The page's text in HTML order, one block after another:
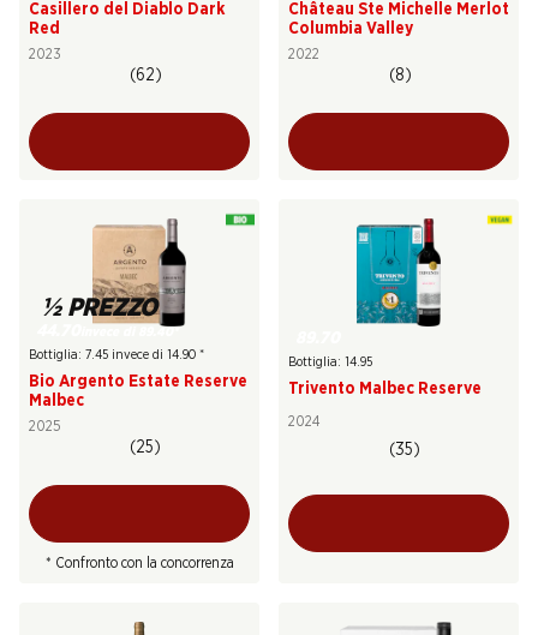
Casillero del Diablo Dark
Red
2023
(62)
Château Ste Michelle Merlot
Columbia Valley
2022
(8)
½ PREZZO
Bottiglia: 7.45 invece di 14.90 *
Bio Argento Estate Reserve
Malbec
2025
(25)
* Confronto con la concorrenza
Bottiglia: 14.95
Trivento Malbec Reserve
2024
(35)